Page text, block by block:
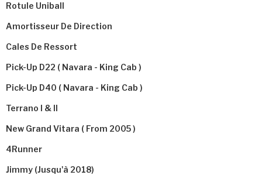
Rotule Uniball
Amortisseur De Direction
Cales De Ressort
Pick-Up D22 ( Navara - King Cab )
Pick-Up D40 ( Navara - King Cab )
Terrano I & II
New Grand Vitara ( From 2005 )
4Runner
Jimmy (jusqu'à 2018)